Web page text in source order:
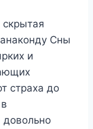
скрытая
Сны
и
страха до
довольно